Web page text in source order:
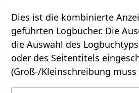
Dies ist die kombinierte
geführten Logbücher. Die
die Auswahl des
oder des Seitentitels
(Groß-/Kleinschreibung